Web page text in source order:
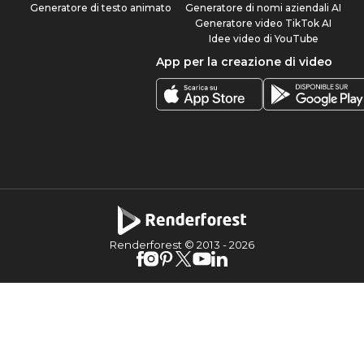
Generatore di testo animato
Generatore di nomi aziendali AI
Generatore video TikTok AI
Idee video di YouTube
App per la creazione di video
Renderforest © 2013 -2026